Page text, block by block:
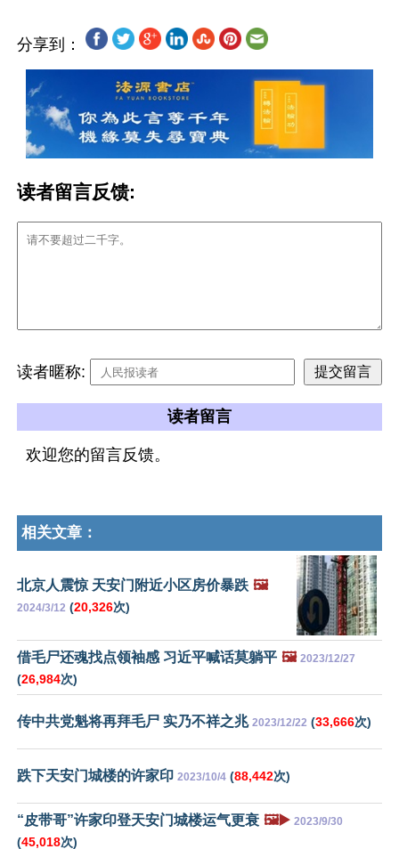
分享到：
读者留言反馈:
读者暱称:
读者留言
欢迎您的留言反馈。
相关文章：
北京人震惊 天安门附近小区房价暴跌 🖼️
2024/3/12 (20,326次)
借毛尸还魂找点领袖感 习近平喊话莫躺平 🖼️ 2023/12/27
(26,984次)
传中共党魁将再拜毛尸 实乃不祥之兆 2023/12/22 (33,666次)
跌下天安门城楼的许家印 2023/10/4 (88,442次)
“皮带哥”许家印登天安门城楼运气更衰 🖼️▶️ 2023/9/30
(45,018次)